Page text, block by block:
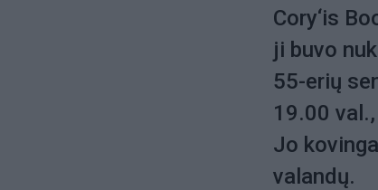
Cory‘is
ji buvo
55-erių
19.00
Jo
valandų.